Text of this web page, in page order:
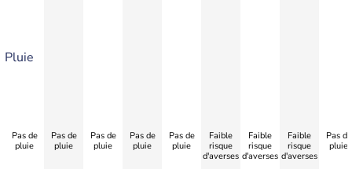
Pluie
Pas de
pluie
Pas de
pluie
Pas de
pluie
Pas de
pluie
Pas de
pluie
Faible
risque
d'averses
Faible
risque
d'averses
Faible
risque
d'averses
Pas de
pluie